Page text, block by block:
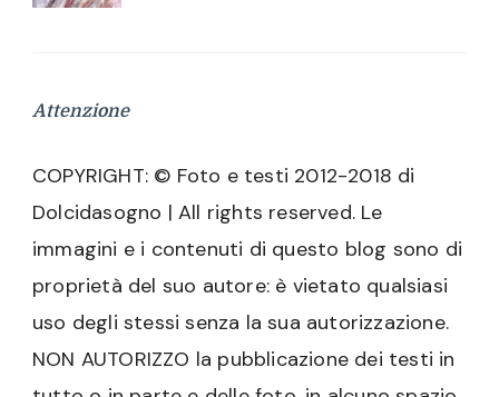
Attenzione
COPYRIGHT: © Foto e testi 2012-2018 di
Dolcidasogno | All rights reserved. Le
immagini e i contenuti di questo blog sono di
proprietà del suo autore: è vietato qualsiasi
uso degli stessi senza la sua autorizzazione.
NON AUTORIZZO la pubblicazione dei testi in